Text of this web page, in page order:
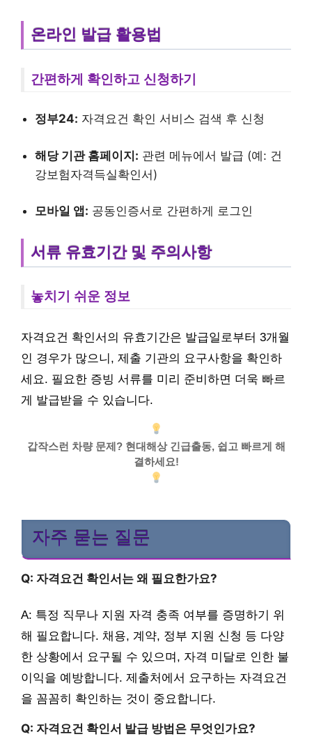
온라인 발급 활용법
간편하게 확인하고 신청하기
정부24: 자격요건 확인 서비스 검색 후 신청
해당 기관 홈페이지: 관련 메뉴에서 발급 (예: 건
강보험자격득실확인서)
모바일 앱: 공동인증서로 간편하게 로그인
서류 유효기간 및 주의사항
놓치기 쉬운 정보
자격요건 확인서의 유효기간은 발급일로부터 3개월
인 경우가 많으니, 제출 기관의 요구사항을 확인하
세요. 필요한 증빙 서류를 미리 준비하면 더욱 빠르
게 발급받을 수 있습니다.
갑작스런 차량 문제? 현대해상 긴급출동, 쉽고 빠르게 해
결하세요!
자주 묻는 질문
Q: 자격요건 확인서는 왜 필요한가요?
A: 특정 직무나 지원 자격 충족 여부를 증명하기 위
해 필요합니다. 채용, 계약, 정부 지원 신청 등 다양
한 상황에서 요구될 수 있으며, 자격 미달로 인한 불
이익을 예방합니다. 제출처에서 요구하는 자격요건
을 꼼꼼히 확인하는 것이 중요합니다.
Q: 자격요건 확인서 발급 방법은 무엇인가요?